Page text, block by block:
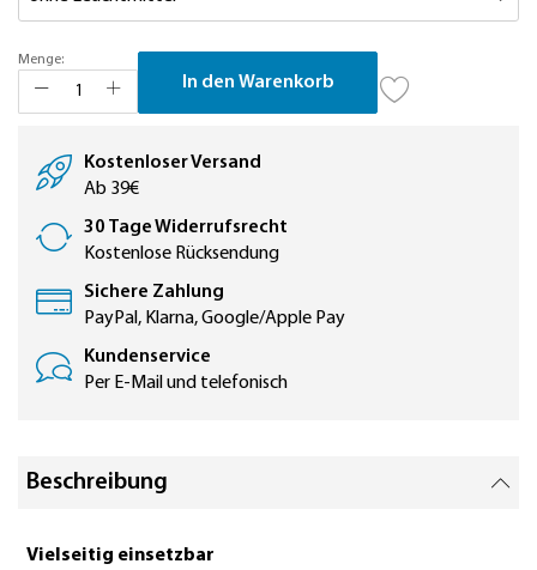
Menge:
In den Warenkorb
Kostenloser Versand
Ab 39€
30 Tage Widerrufsrecht
Kostenlose Rücksendung
Sichere Zahlung
PayPal, Klarna, Google/Apple Pay
Kundenservice
Per E-Mail und telefonisch
Beschreibung
Vielseitig einsetzbar